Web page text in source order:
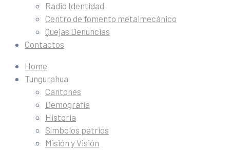
Radio Identidad
Centro de fomento metalmecánico
Quejas Denuncias
Contactos
Home
Tungurahua
Cantones
Demografía
Historia
Símbolos patrios
Misión y Visión